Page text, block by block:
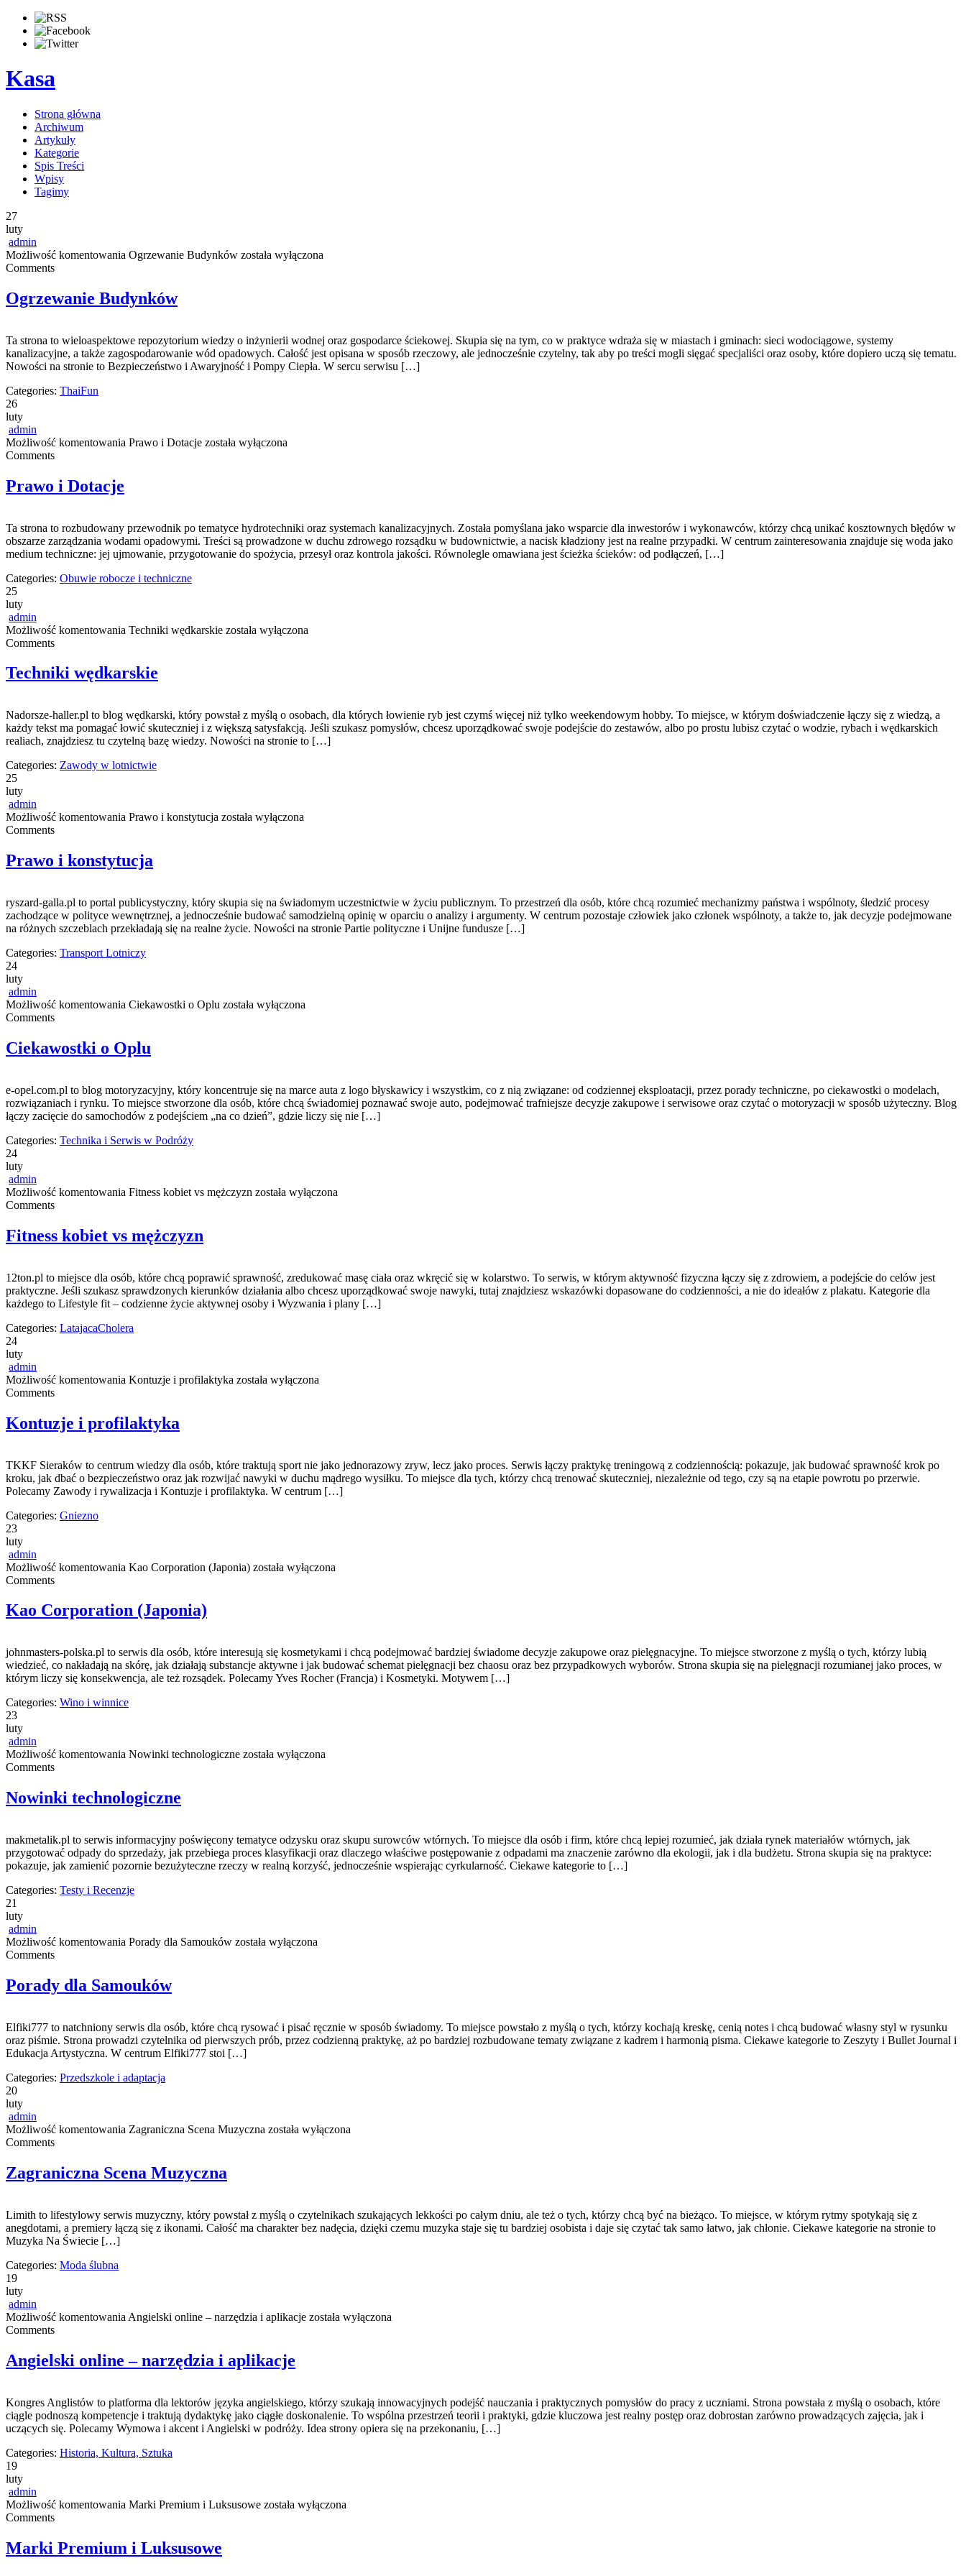
Kasa
Strona główna
Archiwum
Artykuły
Kategorie
Spis Treści
Wpisy
Tagimy
27
luty
admin
Możliwość komentowania Ogrzewanie Budynków została wyłączona
Comments
Ogrzewanie Budynków
Ta strona to wieloaspektowe repozytorium wiedzy o inżynierii wodnej oraz gospodarce ściekowej. Skupia się na tym, co w praktyce wdraża się w miastach i gminach: sieci wodociągowe, systemy
kanalizacyjne, a także zagospodarowanie wód opadowych. Całość jest opisana w sposób rzeczowy, ale jednocześnie czytelny, tak aby po treści mogli sięgać specjaliści oraz osoby, które dopiero uczą się tematu.
Nowości na stronie to Bezpieczeństwo i Awaryjność i Pompy Ciepła. W sercu serwisu […]
Categories: ThaiFun
26
luty
admin
Możliwość komentowania Prawo i Dotacje została wyłączona
Comments
Prawo i Dotacje
Ta strona to rozbudowany przewodnik po tematyce hydrotechniki oraz systemach kanalizacyjnych. Została pomyślana jako wsparcie dla inwestorów i wykonawców, którzy chcą unikać kosztownych błędów w
obszarze zarządzania wodami opadowymi. Treści są prowadzone w duchu zdrowego rozsądku w budownictwie, a nacisk kładziony jest na realne przypadki. W centrum zainteresowania znajduje się woda jako
medium techniczne: jej ujmowanie, przygotowanie do spożycia, przesył oraz kontrola jakości. Równolegle omawiana jest ścieżka ścieków: od podłączeń, […]
Categories: Obuwie robocze i techniczne
25
luty
admin
Możliwość komentowania Techniki wędkarskie została wyłączona
Comments
Techniki wędkarskie
Nadorsze-haller.pl to blog wędkarski, który powstał z myślą o osobach, dla których łowienie ryb jest czymś więcej niż tylko weekendowym hobby. To miejsce, w którym doświadczenie łączy się z wiedzą, a
każdy tekst ma pomagać łowić skuteczniej i z większą satysfakcją. Jeśli szukasz pomysłów, chcesz uporządkować swoje podejście do zestawów, albo po prostu lubisz czytać o wodzie, rybach i wędkarskich
realiach, znajdziesz tu czytelną bazę wiedzy. Nowości na stronie to […]
Categories: Zawody w lotnictwie
25
luty
admin
Możliwość komentowania Prawo i konstytucja została wyłączona
Comments
Prawo i konstytucja
ryszard-galla.pl to portal publicystyczny, który skupia się na świadomym uczestnictwie w życiu publicznym. To przestrzeń dla osób, które chcą rozumieć mechanizmy państwa i wspólnoty, śledzić procesy
zachodzące w polityce wewnętrznej, a jednocześnie budować samodzielną opinię w oparciu o analizy i argumenty. W centrum pozostaje człowiek jako członek wspólnoty, a także to, jak decyzje podejmowane
na różnych szczeblach przekładają się na realne życie. Nowości na stronie Partie polityczne i Unijne fundusze […]
Categories: Transport Lotniczy
24
luty
admin
Możliwość komentowania Ciekawostki o Oplu została wyłączona
Comments
Ciekawostki o Oplu
e-opel.com.pl to blog motoryzacyjny, który koncentruje się na marce auta z logo błyskawicy i wszystkim, co z nią związane: od codziennej eksploatacji, przez porady techniczne, po ciekawostki o modelach,
rozwiązaniach i rynku. To miejsce stworzone dla osób, które chcą świadomiej poznawać swoje auto, podejmować trafniejsze decyzje zakupowe i serwisowe oraz czytać o motoryzacji w sposób użyteczny. Blog
łączy zacięcie do samochodów z podejściem „na co dzień”, gdzie liczy się nie […]
Categories: Technika i Serwis w Podróży
24
luty
admin
Możliwość komentowania Fitness kobiet vs mężczyzn została wyłączona
Comments
Fitness kobiet vs mężczyzn
12ton.pl to miejsce dla osób, które chcą poprawić sprawność, zredukować masę ciała oraz wkręcić się w kolarstwo. To serwis, w którym aktywność fizyczna łączy się z zdrowiem, a podejście do celów jest
praktyczne. Jeśli szukasz sprawdzonych kierunków działania albo chcesz uporządkować swoje nawyki, tutaj znajdziesz wskazówki dopasowane do codzienności, a nie do ideałów z plakatu. Kategorie dla
każdego to Lifestyle fit – codzienne życie aktywnej osoby i Wyzwania i plany […]
Categories: LatajacaCholera
24
luty
admin
Możliwość komentowania Kontuzje i profilaktyka została wyłączona
Comments
Kontuzje i profilaktyka
TKKF Sieraków to centrum wiedzy dla osób, które traktują sport nie jako jednorazowy zryw, lecz jako proces. Serwis łączy praktykę treningową z codziennością: pokazuje, jak budować sprawność krok po
kroku, jak dbać o bezpieczeństwo oraz jak rozwijać nawyki w duchu mądrego wysiłku. To miejsce dla tych, którzy chcą trenować skuteczniej, niezależnie od tego, czy są na etapie powrotu po przerwie.
Polecamy Zawody i rywalizacja i Kontuzje i profilaktyka. W centrum […]
Categories: Gniezno
23
luty
admin
Możliwość komentowania Kao Corporation (Japonia) została wyłączona
Comments
Kao Corporation (Japonia)
johnmasters-polska.pl to serwis dla osób, które interesują się kosmetykami i chcą podejmować bardziej świadome decyzje zakupowe oraz pielęgnacyjne. To miejsce stworzone z myślą o tych, którzy lubią
wiedzieć, co nakładają na skórę, jak działają substancje aktywne i jak budować schemat pielęgnacji bez chaosu oraz bez przypadkowych wyborów. Strona skupia się na pielęgnacji rozumianej jako proces, w
którym liczy się konsekwencja, ale też rozsądek. Polecamy Yves Rocher (Francja) i Kosmetyki. Motywem […]
Categories: Wino i winnice
23
luty
admin
Możliwość komentowania Nowinki technologiczne została wyłączona
Comments
Nowinki technologiczne
makmetalik.pl to serwis informacyjny poświęcony tematyce odzysku oraz skupu surowców wtórnych. To miejsce dla osób i firm, które chcą lepiej rozumieć, jak działa rynek materiałów wtórnych, jak
przygotować odpady do sprzedaży, jak przebiega proces klasyfikacji oraz dlaczego właściwe postępowanie z odpadami ma znaczenie zarówno dla ekologii, jak i dla budżetu. Strona skupia się na praktyce:
pokazuje, jak zamienić pozornie bezużyteczne rzeczy w realną korzyść, jednocześnie wspierając cyrkularność. Ciekawe kategorie to […]
Categories: Testy i Recenzje
21
luty
admin
Możliwość komentowania Porady dla Samouków została wyłączona
Comments
Porady dla Samouków
Elfiki777 to natchniony serwis dla osób, które chcą rysować i pisać ręcznie w sposób świadomy. To miejsce powstało z myślą o tych, którzy kochają kreskę, cenią notes i chcą budować własny styl w rysunku
oraz piśmie. Strona prowadzi czytelnika od pierwszych prób, przez codzienną praktykę, aż po bardziej rozbudowane tematy związane z kadrem i harmonią pisma. Ciekawe kategorie to Zeszyty i Bullet Journal i
Edukacja Artystyczna. W centrum Elfiki777 stoi […]
Categories: Przedszkole i adaptacja
20
luty
admin
Możliwość komentowania Zagraniczna Scena Muzyczna została wyłączona
Comments
Zagraniczna Scena Muzyczna
Limith to lifestylowy serwis muzyczny, który powstał z myślą o czytelnikach szukających lekkości po całym dniu, ale też o tych, którzy chcą być na bieżąco. To miejsce, w którym rytmy spotykają się z
anegdotami, a premiery łączą się z ikonami. Całość ma charakter bez nadęcia, dzięki czemu muzyka staje się tu bardziej osobista i daje się czytać tak samo łatwo, jak chłonie. Ciekawe kategorie na stronie to
Muzyka Na Świecie […]
Categories: Moda ślubna
19
luty
admin
Możliwość komentowania Angielski online – narzędzia i aplikacje została wyłączona
Comments
Angielski online – narzędzia i aplikacje
Kongres Anglistów to platforma dla lektorów języka angielskiego, którzy szukają innowacyjnych podejść nauczania i praktycznych pomysłów do pracy z uczniami. Strona powstała z myślą o osobach, które
ciągle podnoszą kompetencje i traktują dydaktykę jako ciągłe doskonalenie. To wspólna przestrzeń teorii i praktyki, gdzie kluczowa jest realny postęp oraz dobrostan zarówno prowadzących zajęcia, jak i
uczących się. Polecamy Wymowa i akcent i Angielski w podróży. Idea strony opiera się na przekonaniu, […]
Categories: Historia, Kultura, Sztuka
19
luty
admin
Możliwość komentowania Marki Premium i Luksusowe została wyłączona
Comments
Marki Premium i Luksusowe